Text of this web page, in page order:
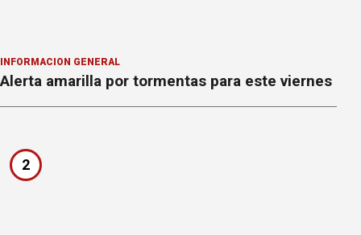
INFORMACION GENERAL
Alerta amarilla por tormentas para este viernes
2